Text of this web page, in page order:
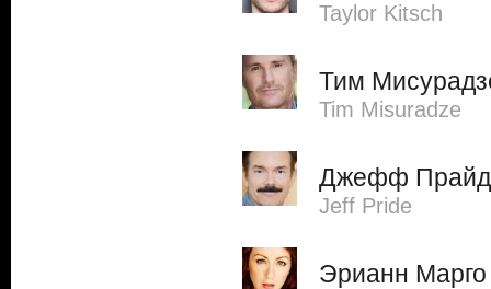
Taylor Kitsch
Тим
Tim Misuradze
Джефф Прайд
Jeff Pride
Эрианн Марго